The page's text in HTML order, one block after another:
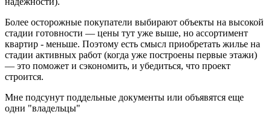
Более осторожные покупатели выбирают объекты на высокой
стадии готовности — цены тут уже выше, но ассортимент
квартир - меньше. Поэтому есть смысл приобретать жилье на
стадии активных работ (когда уже построены первые этажи)
— это поможет и сэкономить, и убедиться, что проект
строится.
Мне подсунут поддельные документы или объявятся еще
одни "владельцы"